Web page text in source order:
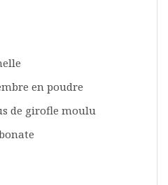
en poudre
de girofle moulu